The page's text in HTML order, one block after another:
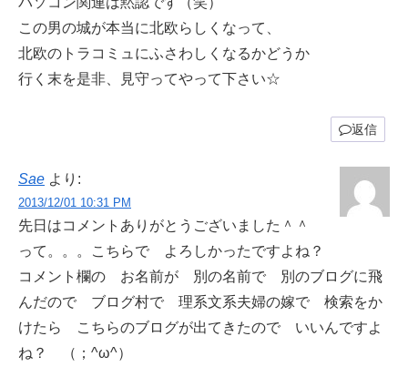
この男の城が本当に北欧らしくなって、
北欧のトラコミュにふさわしくなるかどうか
行く末を是非、見守ってやって下さい☆
返信
Sae より:
2013/12/01 10:31 PM
先日はコメントありがとうございました＾＾
って。。。こちらで よろしかったですよね？
コメント欄の お名前が 別の名前で 別のブログに飛
んだので ブログ村で 理系文系夫婦の嫁で 検索をか
けたら こちらのブログが出てきたので いいんですよ
ね？ （；^ω^）